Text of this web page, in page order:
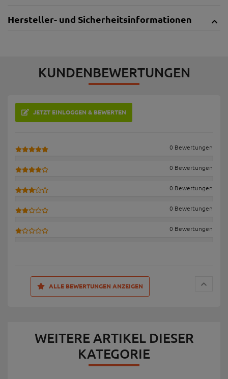
Hersteller- und Sicherheitsinformationen
KUNDENBEWERTUNGEN
JETZT EINLOGGEN & BEWERTEN
0 Bewertungen
0 Bewertungen
0 Bewertungen
0 Bewertungen
0 Bewertungen
ALLE BEWERTUNGEN ANZEIGEN
WEITERE ARTIKEL DIESER
KATEGORIE